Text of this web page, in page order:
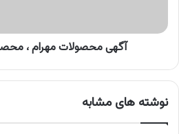
آگهی محصولات مهرام ،
نوشته های مشابه